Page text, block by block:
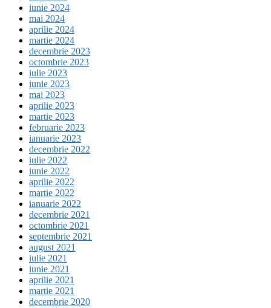
iunie 2024
mai 2024
aprilie 2024
martie 2024
decembrie 2023
octombrie 2023
iulie 2023
iunie 2023
mai 2023
aprilie 2023
martie 2023
februarie 2023
ianuarie 2023
decembrie 2022
iulie 2022
iunie 2022
aprilie 2022
martie 2022
ianuarie 2022
decembrie 2021
octombrie 2021
septembrie 2021
august 2021
iulie 2021
iunie 2021
aprilie 2021
martie 2021
decembrie 2020